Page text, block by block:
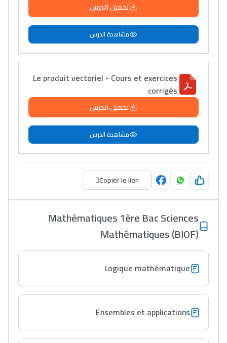
تحميل الدرس
مشاهدة الدرس
Le produit vectoriel - Cours et exercices
corrigés
تحميل الدرس
مشاهدة الدرس
Copier le lien
Mathématiques 1ère Bac Sciences
Mathématiques (BIOF)
Logique mathématique
Ensembles et applications